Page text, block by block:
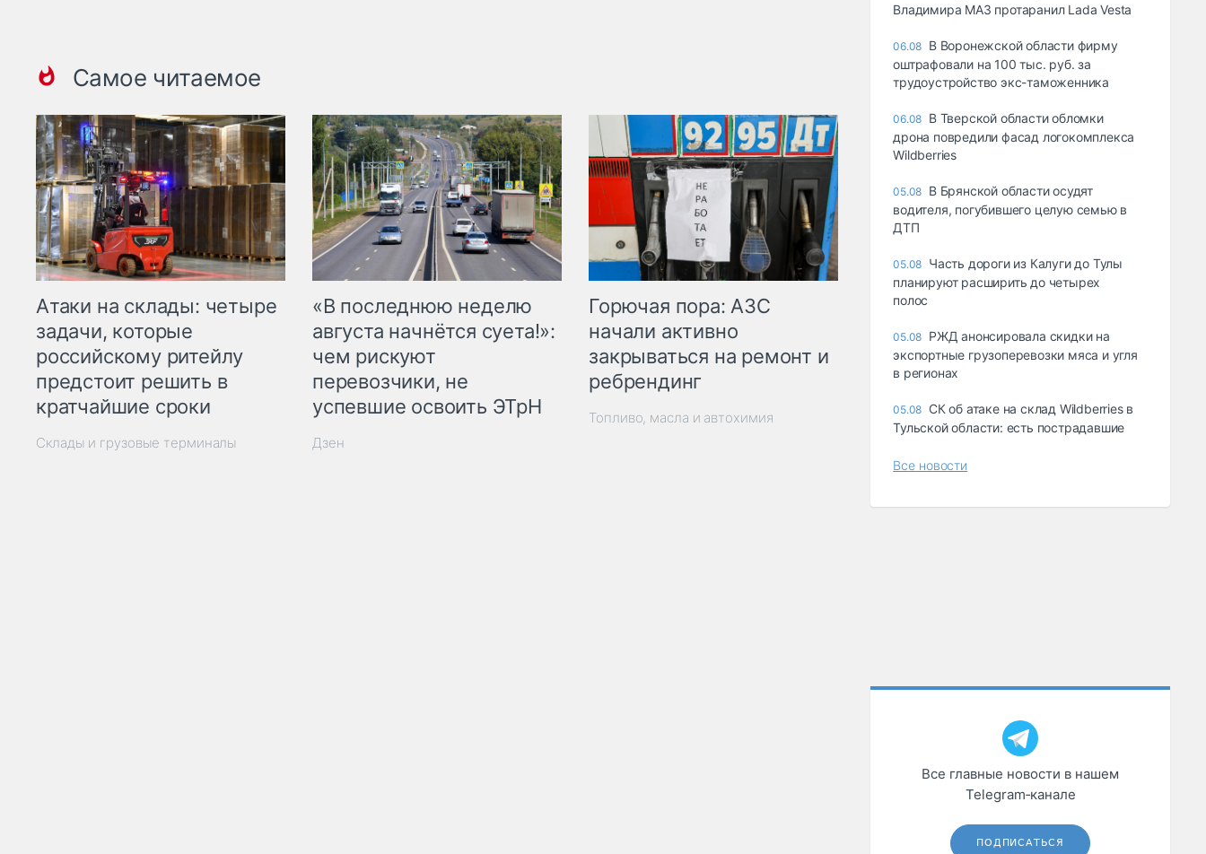
Самое читаемое
Атаки на склады: четыре
задачи, которые
российскому ритейлу
предстоит решить в
кратчайшие сроки
Склады и грузовые терминалы
«В последнюю неделю
августа начнётся суета!»:
чем рискуют
перевозчики, не
успевшие освоить ЭТрН
Дзен
Горючая пора: АЗС
начали активно
закрываться на ремонт и
ребрендинг
Топливо, масла и автохимия
Владимира МАЗ протаранил Lada Vesta
06.08 В Воронежской области фирму
оштрафовали на 100 тыс. руб. за
трудоустройство экс-таможенника
06.08 В Тверской области обломки
дрона повредили фасад логокомплекса
Wildberries
05.08 В Брянской области осудят
водителя, погубившего целую семью в
ДТП
05.08 Часть дороги из Калуги до Тулы
планируют расширить до четырех
полос
05.08 РЖД анонсировала скидки на
экспортные грузоперевозки мяса и угля
в регионах
05.08 СК об атаке на склад Wildberries в
Тульской области: есть пострадавшие
Все новости
Все главные новости в нашем
Telegram‑канале
ПОДПИСАТЬСЯ